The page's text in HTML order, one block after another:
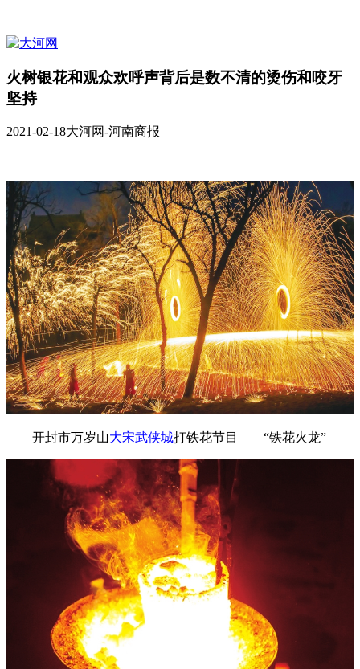
火树银花和观众欢呼声背后是数不清的烫伤和咬牙
坚持
2021-02-18大河网-河南商报
开封市万岁山大宋武侠城打铁花节目——“铁花火龙”